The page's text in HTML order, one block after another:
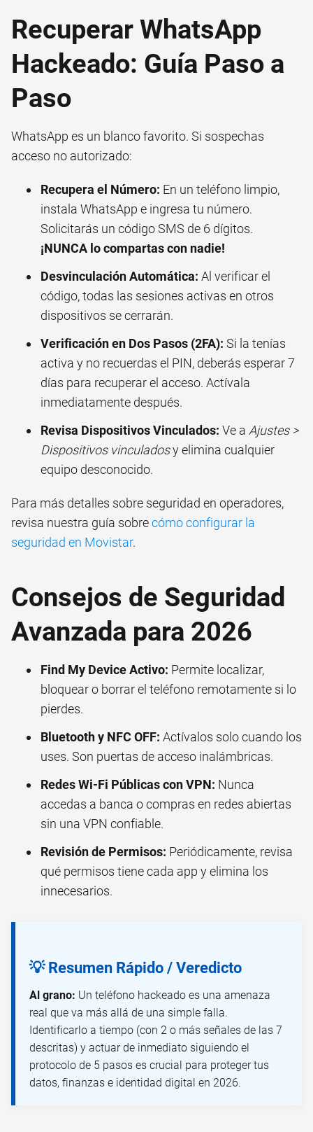
Recuperar WhatsApp
Hackeado: Guía Paso a
Paso
WhatsApp es un blanco favorito. Si sospechas
acceso no autorizado:
Recupera el Número: En un teléfono limpio,
instala WhatsApp e ingresa tu número.
Solicitarás un código SMS de 6 dígitos.
¡NUNCA lo compartas con nadie!
Desvinculación Automática: Al verificar el
código, todas las sesiones activas en otros
dispositivos se cerrarán.
Verificación en Dos Pasos (2FA): Si la tenías
activa y no recuerdas el PIN, deberás esperar 7
días para recuperar el acceso. Actívala
inmediatamente después.
Revisa Dispositivos Vinculados: Ve a Ajustes >
Dispositivos vinculadosy elimina cualquier
equipo desconocido.
Para más detalles sobre seguridad en operadores,
revisa nuestra guía sobrecómo configurar la
seguridad en Movistar.
Consejos de Seguridad
Avanzada para 2026
Find My Device Activo: Permite localizar,
bloquear o borrar el teléfono remotamente si lo
pierdes.
Bluetooth y NFC OFF: Actívalos solo cuando los
uses. Son puertas de acceso inalámbricas.
Redes Wi-Fi Públicas con VPN: Nunca
accedas a banca o compras en redes abiertas
sin una VPN confiable.
Revisión de Permisos: Periódicamente, revisa
qué permisos tiene cada app y elimina los
innecesarios.
💡 Resumen Rápido / Veredicto
Al grano: Un teléfono hackeado es una amenaza
real que va más allá de una simple falla.
Identificarlo a tiempo (con 2 o más señales de las 7
descritas) y actuar de inmediato siguiendo el
protocolo de 5 pasos es crucial para proteger tus
datos, finanzas e identidad digital en 2026.